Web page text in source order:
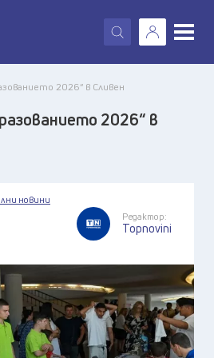
X
2026“ в Сливен
2026“ в
новини
Редактор:
Topnovini